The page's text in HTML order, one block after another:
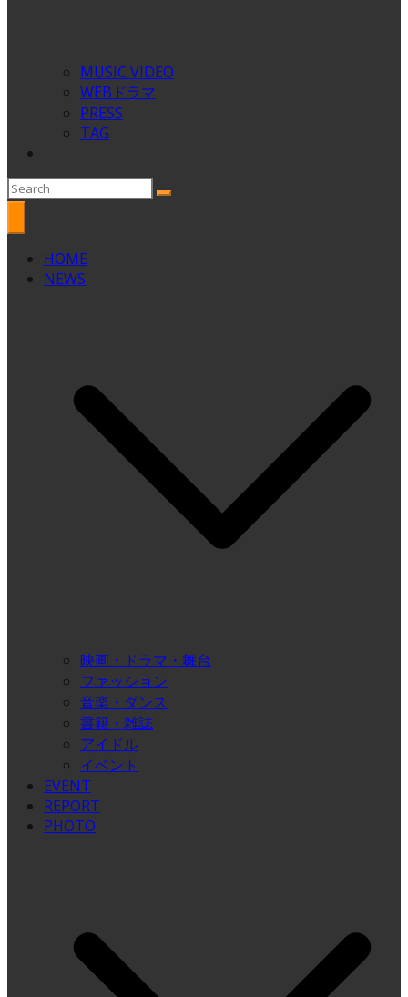
MUSIC VIDEO
WEBドラマ
PRESS
TAG
HOME
NEWS
映画・ドラマ・舞台
ファッション
音楽・ダンス
書籍・雑誌
アイドル
イベント
EVENT
REPORT
PHOTO